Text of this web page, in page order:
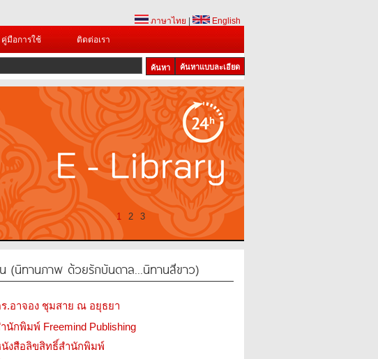
ภาษาไทย
English
คู่มือการใช้ ติดต่อเรา
ค้นหาแบบละเอียด
1 2 3
(นิทานภาพ ด้วยรักบันดาล...นิทานสีขาว)
.อาจอง ชุมสาย ณ อยุธยา
นักพิมพ์ Freemind Publishing
งสือลิขสิทธิ์สำนักพิมพ์